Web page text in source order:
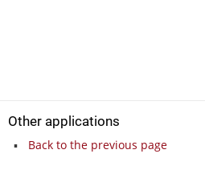
Other applications
Back to the previous page